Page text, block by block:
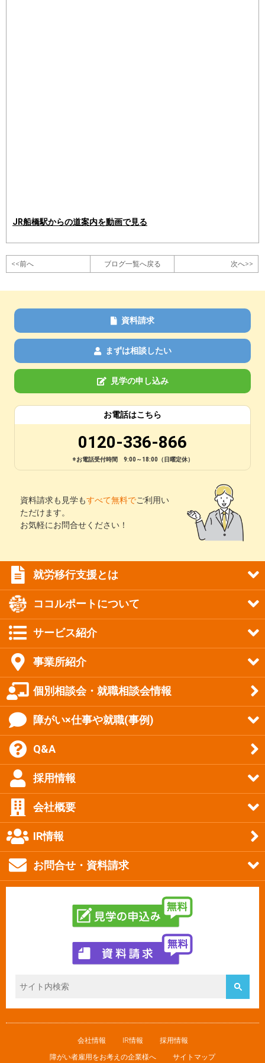
JR船橋駅からの道案内を動画で見る
<<前へ ブログ一覧へ戻る 次へ>>
資料請求
まずは相談したい
見学の申し込み
お電話はこちら
0120-336-866
※お電話受付時間 9:00～18:00（日曜定休）
資料請求も見学もすべて無料でご利用い
ただけます。
お気軽にお問合せください！
就労移行支援とは
ココルポートについて
サービス紹介
事業所紹介
個別相談会・就職相談会情報
障がい×仕事や就職(事例)
Q&A
採用情報
会社概要
IR情報
お問合せ・資料請求
会社情報 IR情報
採用情報
障がい者雇用をお考えの企業様へ
サイトマップ